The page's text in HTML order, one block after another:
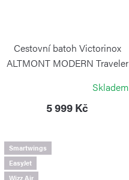
Cestovní batoh Victorinox
ALTMONT MODERN Traveler
Skladem
5 999 Kč
Smartwings
EasyJet
Wizz Air